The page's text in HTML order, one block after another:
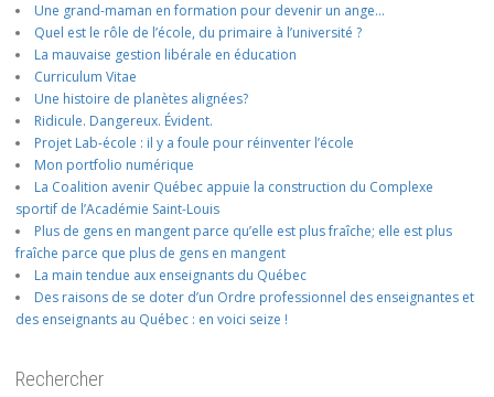
Une grand-maman en formation pour devenir un ange…
Quel est le rôle de l’école, du primaire à l’université ?
La mauvaise gestion libérale en éducation
Curriculum Vitae
Une histoire de planètes alignées?
Ridicule. Dangereux. Évident.
Projet Lab-école : il y a foule pour réinventer l’école
Mon portfolio numérique
La Coalition avenir Québec appuie la construction du Complexe
sportif de l’Académie Saint-Louis
Plus de gens en mangent parce qu’elle est plus fraîche; elle est plus
fraîche parce que plus de gens en mangent
La main tendue aux enseignants du Québec
Des raisons de se doter d’un Ordre professionnel des enseignantes et
des enseignants au Québec : en voici seize !
Rechercher